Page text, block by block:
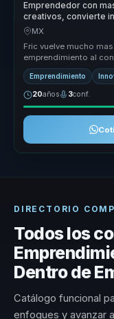
Emprendedor con
creativos, convierte
empresariales.
MX
Fric vuelve mucho
emprendimiento al
decisiones claras de...
Emprendimiento
20años 3conf.
DIRECTORIO
Todos los
Dentro de
Catálogo funcional
enfoques y avanzar